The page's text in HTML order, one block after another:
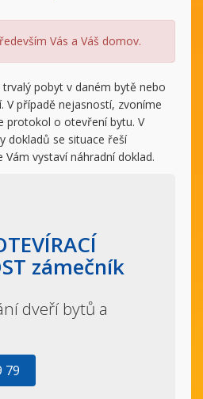
Vás a Váš domov.
pobyt v daném bytě nebo
V případě nejasností, zvoníme
protokol o otevření bytu. V
dokladů se situace řeší
Vám vystaví náhradní doklad.
zámečník
dveří bytů a
79